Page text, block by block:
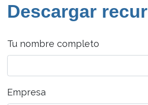
Descargar
Tu nombre completo
Empresa